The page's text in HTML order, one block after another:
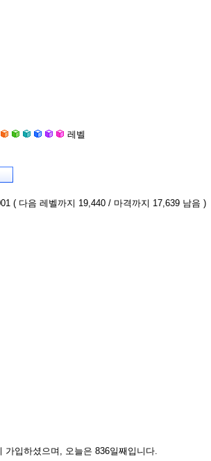
레벨
( 다음 레벨까지 19,440 / 마격까지 17,639 남음 )
가입하셨으며, 오늘은 836일째입니다.